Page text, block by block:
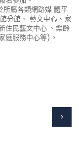
所屬各類網路媒 體平
分館、 藝文中心、家
住民藝文中心 、樂齡
庭服務中心等)。